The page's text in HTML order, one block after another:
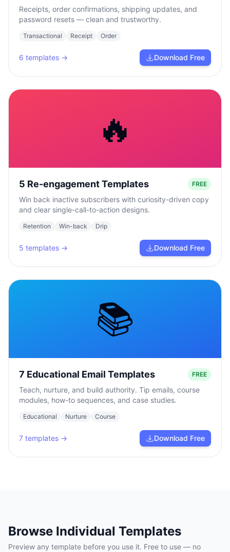
Receipts, order confirmations, shipping updates, and
password resets — clean and trustworthy.
Transactional Receipt Order
6 templates → Download Free
🔥
5 Re-engagement Templates FREE
Win back inactive subscribers with curiosity-driven copy
and clear single-call-to-action designs.
Retention Win-back Drip
5 templates → Download Free
📚
7 Educational Email Templates FREE
Teach, nurture, and build authority. Tip emails, course
modules, how-to sequences, and case studies.
Educational Nurture Course
7 templates → Download Free
Browse Individual Templates
Preview any template before you use it. Free to use — no